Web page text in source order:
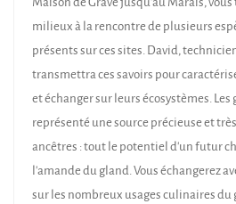
milieux à la rencontre de plusieurs
présents sur ces sites. David,
transmettra ces savoirs pour
et échanger sur leurs écosystèmes.
représenté une source précieuse et
ancêtres : tout le potentiel d'un futur
l'amande du gland. Vous échangerez
sur les nombreux usages culinaires du